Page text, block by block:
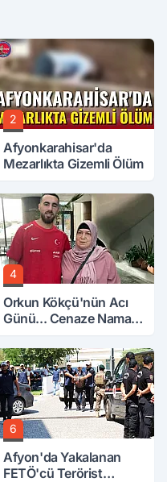
2
Afyonkarahisar'da
Mezarlıkta Gizemli Ölüm
4
Orkun Kökçü'nün Acı
Günü... Cenaze Namazı
6
Afyon'da Yakalanan
FETÖ'cü Terörist